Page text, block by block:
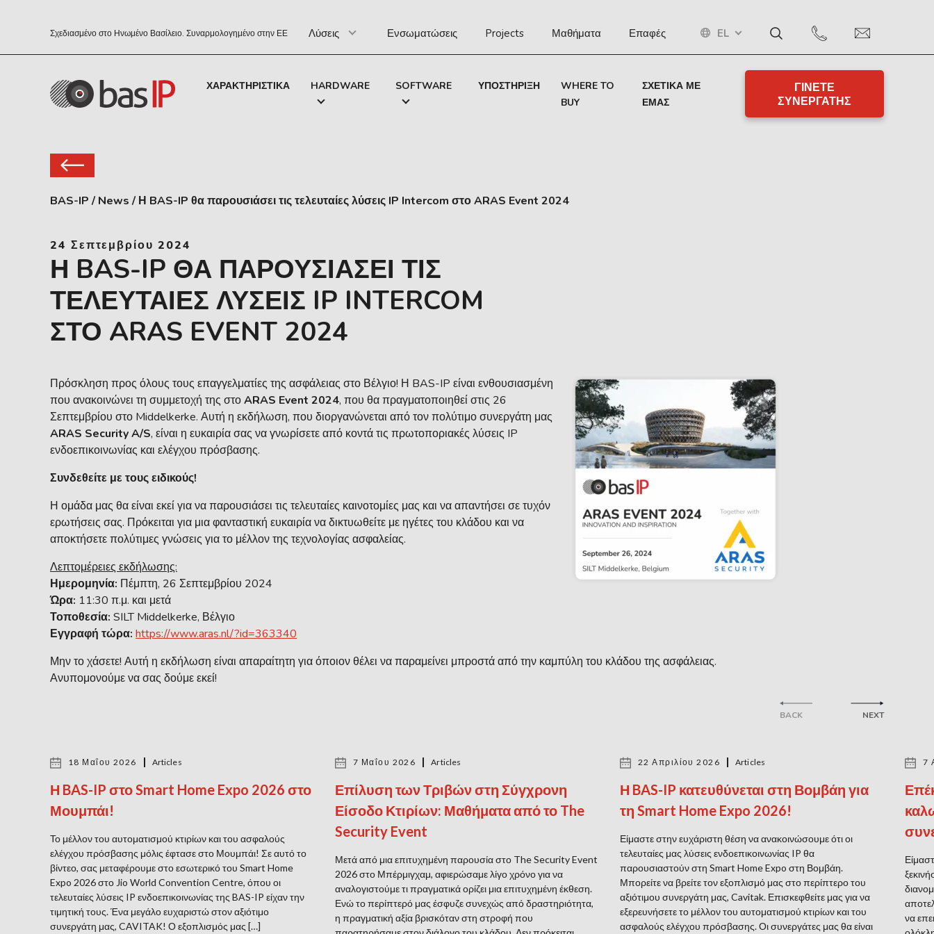
Σχεδιασμένο στο Ηνωμένο Βασίλειο. Συναρμολογημένο στην ΕΕ Λύσεις Ενσωματώσεις Projects Μαθήματα Επαφές EL
ΧΑΡΑΚΤΗΡΙΣΤΙΚΆ HARDWARE SOFTWARE ΥΠΟΣΤΉΡΙΞΗ
WHERE TO
BUY
ΣΧΕΤΙΚΆ ΜΕ
ΕΜΆΣ
ΓΙΝΕΤΕ
ΣΥΝΕΡΓΑΤΗΣ
BAS-IP / News / Η BAS-IP θα παρουσιάσει τις τελευταίες λύσεις IP Intercom στο ARAS Event 2024
24 Σεπτεμβρίου 2024
Η BAS-IP ΘΑ ΠΑΡΟΥΣΙΆΣΕΙ ΤΙΣ
ΤΕΛΕΥΤΑΊΕΣ ΛΎΣΕΙΣ IP INTERCOM
ΣΤΟ ARAS EVENT 2024
Πρόσκληση προς όλους τους επαγγελματίες της ασφάλειας στο Βέλγιο! Η BAS-IP είναι ενθουσιασμένη
που ανακοινώνει τη συμμετοχή της στοARAS Event 2024, που θα πραγματοποιηθεί στις 26
Σεπτεμβρίου στο Middelkerke. Αυτή η εκδήλωση, που διοργανώνεται από τον πολύτιμο συνεργάτη μας
ARAS Security A/S, είναι η ευκαιρία σας να γνωρίσετε από κοντά τις πρωτοποριακές λύσεις IP
ενδοεπικοινωνίας και ελέγχου πρόσβασης.
Συνδεθείτε με τους ειδικούς!
Η ομάδα μας θα είναι εκεί για να παρουσιάσει τις τελευταίες καινοτομίες μας και να απαντήσει σε τυχόν
ερωτήσεις σας. Πρόκειται για μια φανταστική ευκαιρία να δικτυωθείτε με ηγέτες του κλάδου και να
αποκτήσετε πολύτιμες γνώσεις για το μέλλον της τεχνολογίας ασφαλείας.
Λεπτομέρειες εκδήλωσης:
Ημερομηνία: Πέμπτη, 26 Σεπτεμβρίου 2024
Ώρα: 11:30 π.μ. και μετά
Τοποθεσία: SILT Middelkerke, Βέλγιο
Εγγραφή τώρα: https://www.aras.nl/?id=363340
Μην το χάσετε! Αυτή η εκδήλωση είναι απαραίτητη για όποιον θέλει να παραμείνει μπροστά από την καμπύλη του κλάδου της ασφάλειας.
Ανυπομονούμε να σας δούμε εκεί!
BACK
18 Μαΐου 2026 Articles
Η BAS-IP στο Smart Home Expo 2026 στο
Μουμπάι!
Το μέλλον του αυτοματισμού κτιρίων και του ασφαλούς
ελέγχου πρόσβασης μόλις έφτασε στο Μουμπάι! Σε αυτό το
βίντεο, σας μεταφέρουμε στο εσωτερικό του Smart Home
Expo 2026 στο Jio World Convention Centre, όπου οι
τελευταίες λύσεις IP ενδοεπικοινωνίας της BAS-IP είχαν την
τιμητική τους. Ένα μεγάλο ευχαριστώ στον αξιότιμο
συνεργάτη μας, CAVITAK! Ο εξοπλισμός μας […]
7 Μαΐου 2026 Articles
Επίλυση των Τριβών στη Σύγχρονη
Είσοδο Κτιρίων: Μαθήματα από το The
Security Event
Μετά από μια επιτυχημένη παρουσία στο The Security Event
2026 στο Μπέρμιγχαμ, αφιερώσαμε λίγο χρόνο για να
αναλογιστούμε τι πραγματικά ορίζει μια επιτυχημένη έκθεση.
Ενώ το περίπτερό μας έσφυζε συνεχώς από δραστηριότητα,
η πραγματική αξία βρισκόταν στη στροφή που
22 Απριλίου 2026 Articles
Η BAS-IP κατευθύνεται στη Βομβάη για
τη Smart Home Expo 2026!
Είμαστε στην ευχάριστη θέση να ανακοινώσουμε ότι οι
τελευταίες μας λύσεις ενδοεπικοινωνίας IP θα
παρουσιαστούν στη Smart Home Expo στη Βομβάη.
Μπορείτε να βρείτε τον εξοπλισμό μας στο περίπτερο του
αξιότιμου συνεργάτη μας, Cavitak. Επισκεφθείτε μας για να
εξερευνήσετε το μέλλον του αυτοματισμού κτιρίων και του
ασφαλούς ελέγχου πρόσβασης. Οι συνεργάτες μας θα είναι
7
να
NEXT